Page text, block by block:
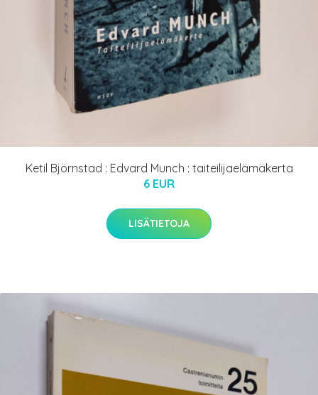
Ketil Björnstad : Edvard Munch : taiteilijaelämäkerta
6 EUR
LISÄTIETOJA